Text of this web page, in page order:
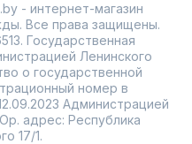
- интернет-магазин
Все права защищены.
Государственная
Ленинского
о государственной
номер в
Администрацией
адрес: Республика
17/1.